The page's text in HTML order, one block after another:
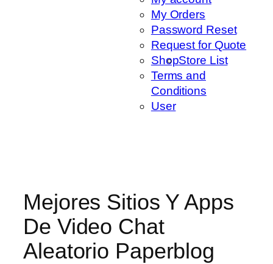
My Orders
Password Reset
Request for Quote
ShopStore List
Terms and
Conditions
User
Mejores Sitios Y Apps
De Video Chat
Aleatorio Paperblog